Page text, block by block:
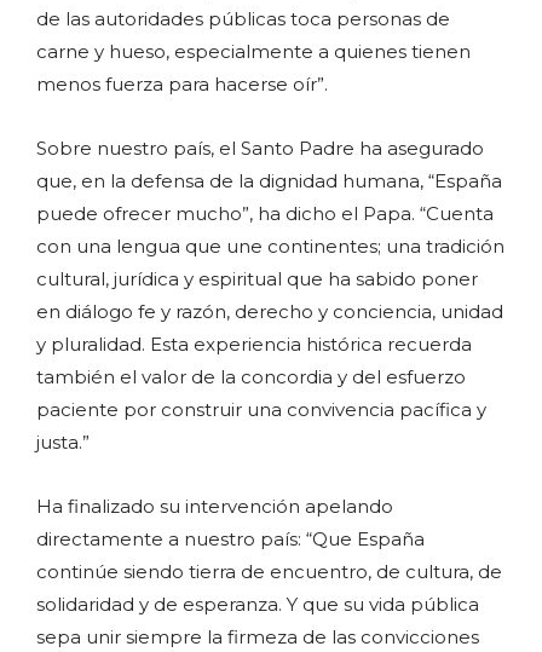
de las autoridades públicas toca personas de
carne y hueso, especialmente a quienes tienen
menos fuerza para hacerse oír”.
Sobre nuestro país, el Santo Padre ha asegurado
que, en la defensa de la dignidad humana, “España
puede ofrecer mucho”, ha dicho el Papa. “Cuenta
con una lengua que une continentes; una tradición
cultural, jurídica y espiritual que ha sabido poner
en diálogo fe y razón, derecho y conciencia, unidad
y pluralidad. Esta experiencia histórica recuerda
también el valor de la concordia y del esfuerzo
paciente por construir una convivencia pacífica y
justa.”
Ha finalizado su intervención apelando
directamente a nuestro país: “Que España
continúe siendo tierra de encuentro, de cultura, de
solidaridad y de esperanza. Y que su vida pública
sepa unir siempre la firmeza de las convicciones